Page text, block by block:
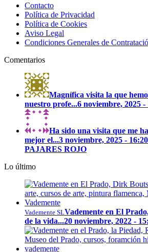
Contacto
Política de Privacidad
Política de Cookies
Aviso Legal
Condiciones Generales de
Comentarios
Magnífica visita la que
nuestro profe...6 noviembre, 2025
Ha sido una visita que me
mejor el...3 noviembre, 2025 -
PAJARES ROJO
Lo último
Vademente SLVademente en El
de la vida...20 noviembre, 2022 -